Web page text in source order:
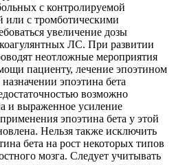
с контролируемой
или с тромботическими
увеличение дозы
ЛС. При развитии
неотложные мероприятия
пациенту, лечение эпоэтином
эпоэтина бета
возможно
и выраженное усиление
эпоэтина бета у этой
Нельзя также исключить
бета на рост некоторых типов
мозга. Следует учитывать